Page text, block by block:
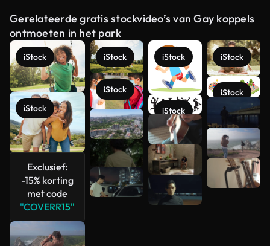
Gerelateerde gratis stockvideo’s van Gay koppels
ontmoeten in het park
iStock
iStock
Exclusief:
-15% korting
met code
"COVERR15"
iStock
iStock
iStock
iStock
iStock
iStock
Meer
bekijken